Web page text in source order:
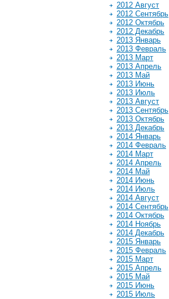
2012 Август
2012 Сентябрь
2012 Октябрь
2012 Декабрь
2013 Январь
2013 Февраль
2013 Март
2013 Апрель
2013 Май
2013 Июнь
2013 Июль
2013 Август
2013 Сентябрь
2013 Октябрь
2013 Декабрь
2014 Январь
2014 Февраль
2014 Март
2014 Апрель
2014 Май
2014 Июнь
2014 Июль
2014 Август
2014 Сентябрь
2014 Октябрь
2014 Ноябрь
2014 Декабрь
2015 Январь
2015 Февраль
2015 Март
2015 Апрель
2015 Май
2015 Июнь
2015 Июль